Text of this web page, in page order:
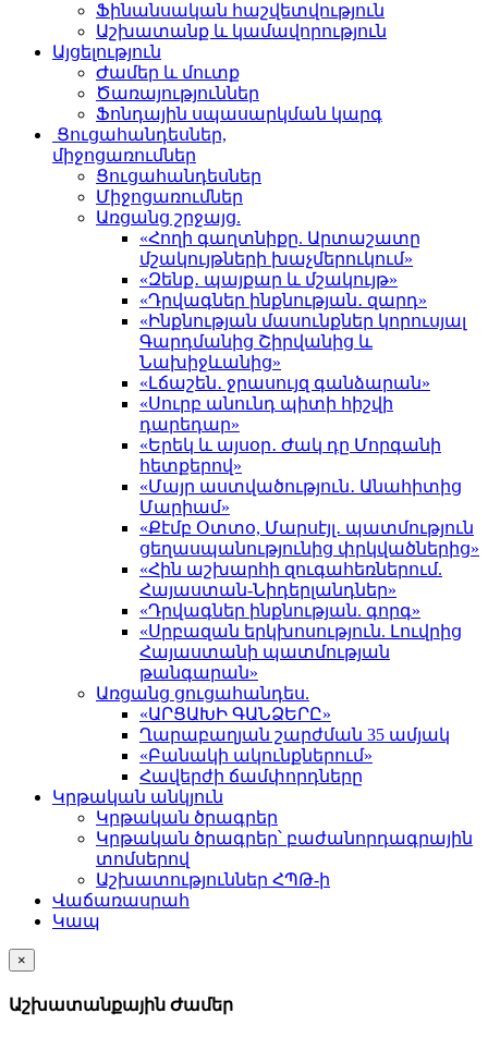
Ֆինանսական հաշվետվություն
Աշխատանք և կամավորություն
Այցելություն
Ժամեր և մուտք
Ծառայություններ
Ֆոնդային սպասարկման կարգ
Ցուցահանդեսներ,
միջոցառումներ
Ցուցահանդեսներ
Միջոցառումներ
Առցանց շրջայց.
«Հողի գաղտնիքը. Արտաշատը
մշակույթների խաչմերուկում»
«Զենք․ պայքար և մշակույթ»
«Դրվագներ ինքնության․ զարդ»
«Ինքնության մասունքներ կորուսյալ
Գարդմանից Շիրվանից և
Նախիջևանից»
«Լճաշեն․ ջրասույզ գանձարան»
«Սուրբ անունդ պիտի հիշվի
դարեդար»
«Երեկ և այսօր․ Ժակ դը Մորգանի
հետքերով»
«Մայր աստվածություն․ Անահիտից
Մարիամ»
«Քէմբ Օտտօ, Մարսէյլ․ պատմություն
ցեղասպանությունից փրկվածներից»
«Հին աշխարհի զուգահեռներում.
Հայաստան-Նիդերլանդներ»
«Դրվագներ ինքնության. գորգ»
«Սրբազան երկխոսություն. Լուվրից
Հայաստանի պատմության
թանգարան»
Առցանց ցուցահանդես.
«ԱՐՑԱԽԻ ԳԱՆՁԵՐԸ»
Ղարաբաղյան շարժման 35 ամյակ
«Բանակի ակունքներում»
Հավերժի ճամփորդները
Կրթական անկյուն
Կրթական ծրագրեր
Կրթական ծրագրեր՝ բաժանորդագրային
տոմսերով
Աշխատություններ ՀՊԹ-ի
Վաճառասրահ
Կապ
×
Աշխատանքային Ժամեր